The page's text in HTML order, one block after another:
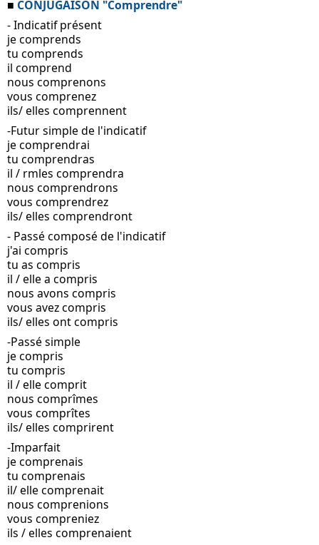
■ CONJUGAISON "Comprendre"
- Indicatif présent
je comprends
tu comprends
il comprend
nous comprenons
vous comprenez
ils/ elles comprennent
-Futur simple de l'indicatif
je comprendrai
tu comprendras
il / rmles comprendra
nous comprendrons
vous comprendrez
ils/ elles comprendront
- Passé composé de l'indicatif
j'ai compris
tu as compris
il / elle a compris
nous avons compris
vous avez compris
ils/ elles ont compris
-Passé simple
je compris
tu compris
il / elle comprit
nous comprîmes
vous comprîtes
ils/ elles comprirent
-Imparfait
je comprenais
tu comprenais
il/ elle comprenait
nous comprenions
vous compreniez
ils / elles comprenaient